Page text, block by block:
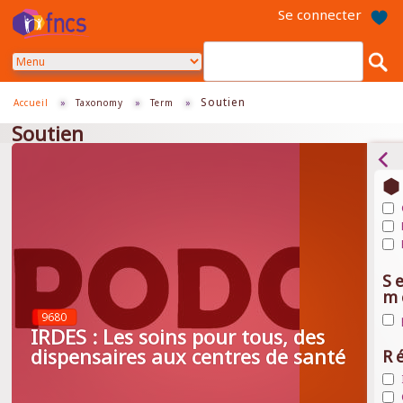
contenu
Se connecter
Accueil » Taxonomy » Term » Soutien
Soutien
9680
IRDES : Les soins pour tous, des
dispensaires aux centres de santé
et
de
de
et